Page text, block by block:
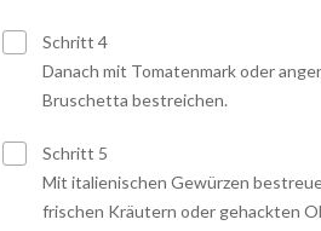
Schritt 4
Danach mit Tomatenmark oder
Bruschetta bestreichen.
Schritt 5
Mit italienischen Gewürzen
frischen Kräutern oder gehackten